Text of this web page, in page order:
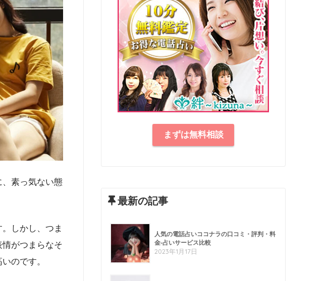
素っ気ない態
しかし、つま
がつまらなそ
のです。
まずは無料相談
最新の記事
人気の電話占いココナラの口コミ・評判・料
金-占いサービス比較
2023年1月17日